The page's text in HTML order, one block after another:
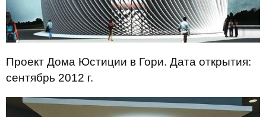
Проект Дома Юстиции в Гори. Дата открытия:
сентябрь 2012 г.